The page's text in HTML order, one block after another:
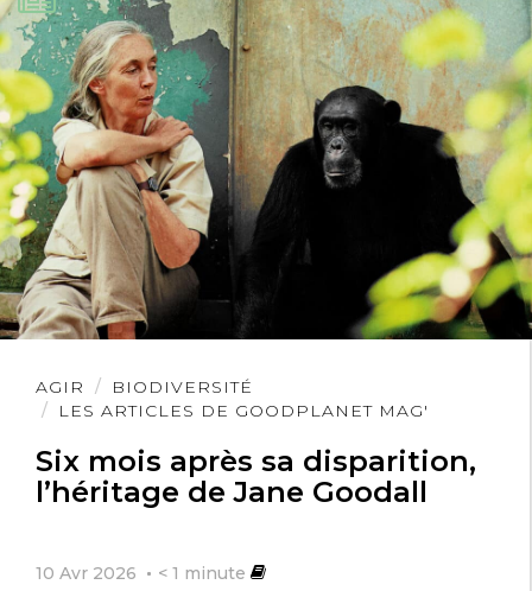
AGIR
BIODIVERSITÉ
LES ARTICLES DE GOODPLANET MAG'
Six mois après sa disparition,
l’héritage de Jane Goodall
10 Avr 2026 < 1 minute
Lire
l'article